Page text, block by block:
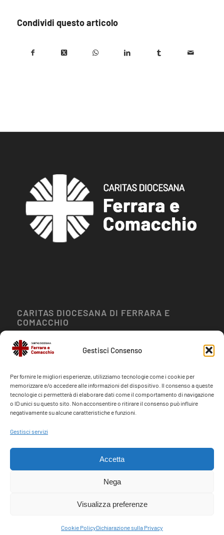
Gestisci Consenso
Per fornire le migliori esperienze, utilizziamo tecnologie come i cookie per
memorizzare e/o accedere alle informazioni del dispositivo. Il consenso a queste
tecnologie ci permetterà di elaborare dati come il comportamento di navigazione
o ID unici su questo sito. Non acconsentire o ritirare il consenso può influire
negativamente su alcune caratteristiche e funzioni.
Gestisci servizi
Accetta
Nega
Visualizza preferenze
Cookie PolicyDichiarazione sulla Privacy
Condividi questo articolo
CARITAS DIOCESANA DI FERRARA E
COMACCHIO
Via Brasavola, 19
Ferrara 44121
CONTATTI
388 9706494
info@caritasfe.it